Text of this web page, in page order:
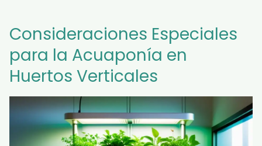
Consideraciones Especiales
para la Acuaponía en
Huertos Verticales